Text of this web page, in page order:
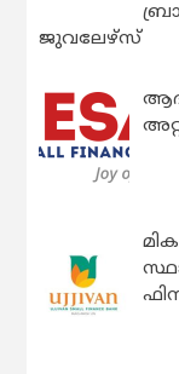
ജുവലേഴ്‌സ്